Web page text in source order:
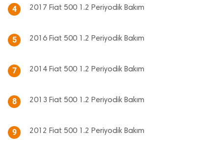
4 2017 Fiat 500 1.2 Periyodik Bakım
5 2016 Fiat 500 1.2 Periyodik Bakım
7 2014 Fiat 500 1.2 Periyodik Bakım
8 2013 Fiat 500 1.2 Periyodik Bakım
9 2012 Fiat 500 1.2 Periyodik Bakım